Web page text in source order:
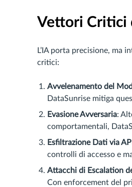
Vettori Critici
L’IA porta precisione, ma
critici:
Avvelenamento del
DataSunrise mitiga
Evasione Avversaria:
comportamentali,
Esfiltrazione Dati via API
controlli di accesso e
Attacchi di Escalation
Con enforcement del